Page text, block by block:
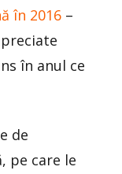
în 2016 –
în anul ce
de
pe care le